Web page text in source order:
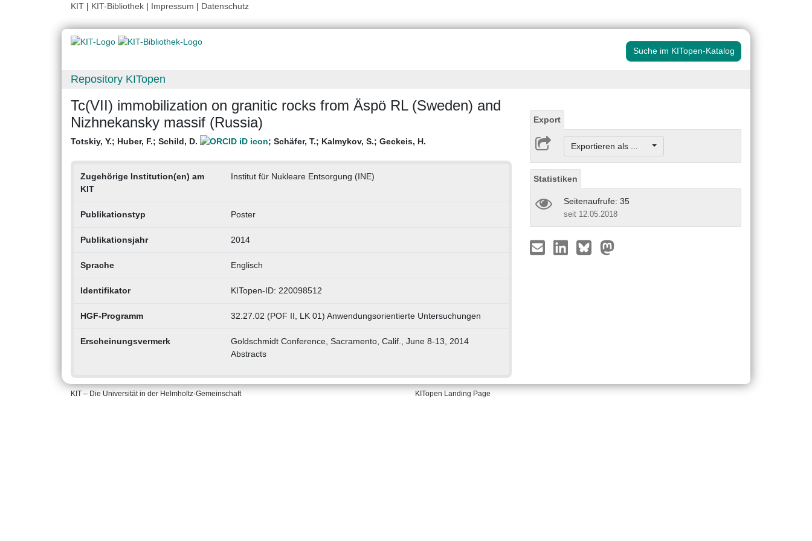
KIT | KIT-Bibliothek | Impressum | Datenschutz
Suche im KITopen-Katalog
Repository KITopen
Tc(VII) immobilization on granitic rocks from Äspö RL (Sweden) and
Nizhnekansky massif (Russia)
Totskiy, Y.; Huber, F.; Schild, D. ; Schäfer, T.; Kalmykov, S.; Geckeis, H.
Zugehörige Institution(en) am
KIT
Institut für Nukleare Entsorgung (INE)
Publikationstyp Poster
Publikationsjahr 2014
Sprache Englisch
Identifikator KITopen-ID: 220098512
HGF-Programm 32.27.02 (POF II, LK 01) Anwendungsorientierte Untersuchungen
Erscheinungsvermerk
Goldschmidt Conference, Sacramento, Calif., June 8-13, 2014
Abstracts
Export
Exportieren als ...
Statistiken
Seitenaufrufe: 35
seit 12.05.2018
KIT – Die Universität in der Helmholtz-Gemeinschaft KITopen Landing Page